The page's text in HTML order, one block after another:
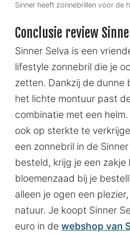
Sinner heeft zonnebrillen voor de
Conclusie review
Sinner Selva is een
lifestyle zonnebril die je
zetten. Dankzij de dunne
het lichte montuur past
combinatie met een
ook op sterkte te
een zonnebril in de
besteld, krijg je een
bloemenzaad bij je
alleen je ogen een
natuur. Je koopt Sinner
euro in de webshop van